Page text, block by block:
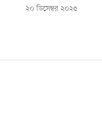
২০ ডিসেম্বর ২০২৫